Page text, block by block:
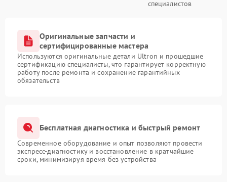
специалистов
Оригинальные запчасти и
сертифицированные мастера
Используются оригинальные детали Ultron и прошедшие
сертификацию специалисты, что гарантирует корректную
работу после ремонта и сохранение гарантийных
обязательств
Бесплатная диагностика и быстрый ремонт
Современное оборудование и опыт позволяют провести
экспресс-диагностику и восстановление в кратчайшие
сроки, минимизируя время без устройства